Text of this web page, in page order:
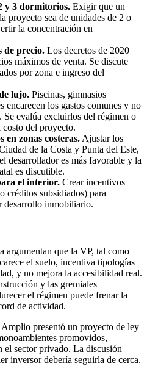
y 3 dormitorios. Exigir que un
proyecto sea de unidades de 2 o
la concentración en
de precio. Los decretos de 2020
máximos de venta. Se discute
por zona e ingreso del
lujo. Piscinas, gimnasios
encarecen los gastos comunes y no
Se evalúa excluirlos del régimen o
del proyecto.
en zonas costeras. Ajustar los
de la Costa y Punta del Este,
desarrollador es más favorable y la
es discutible.
el interior. Crear incentivos
créditos subsidiados) para
desarrollo inmobiliario.
argumentan que la VP, tal como
el suelo, incentiva tipologías
y no mejora la accesibilidad real.
y las gremiales
el régimen puede frenar la
de actividad.
presentó un proyecto de ley
promovidos,
el sector privado. La discusión
inversor debería seguirla de cerca.